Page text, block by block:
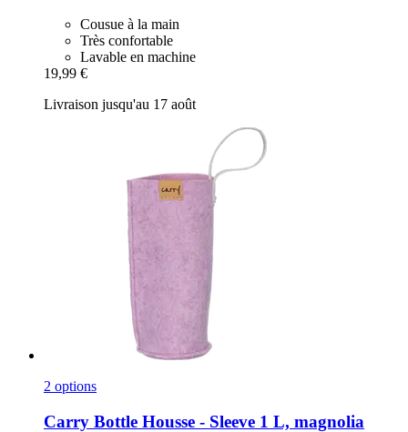
Cousue à la main
Très confortable
Lavable en machine
19,99 €
Livraison jusqu'au 17 août
2 options
Carry Bottle Housse -​ Sleeve 1 L, magnolia